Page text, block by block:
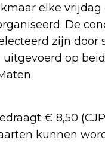
elke vrijdag
De
zijn door
op
€ 8,50
kunnen